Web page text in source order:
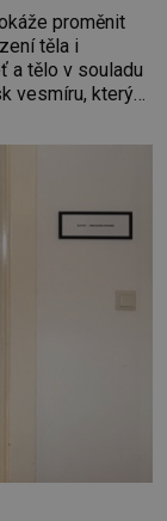
proměnit
těla i
a tělo v souladu
vesmíru, který
znamení Berana,